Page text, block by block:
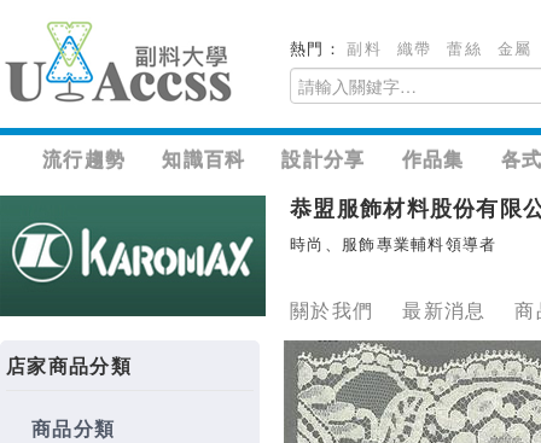
熱門：副料 織帶 蕾絲 金屬
流行趨勢 知識百科 設計分享 作品集 各
恭盟服飾材料股份有限
時尚、服飾專業輔料領導者
關於我們 最新消息 商
店家商品分類
商品分類